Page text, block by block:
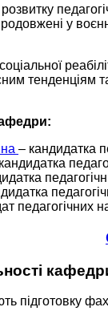
у
– кандидатка
педагогічних
підготовку